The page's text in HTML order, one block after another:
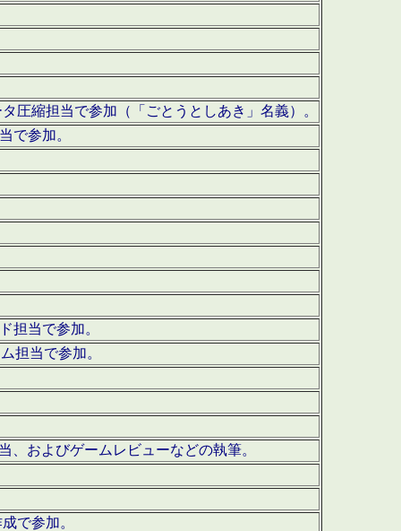
圧縮担当で参加（「ごとうとしあき」名義）。
で参加。
担当で参加。
担当で参加。
、およびゲームレビューなどの執筆。
で参加。